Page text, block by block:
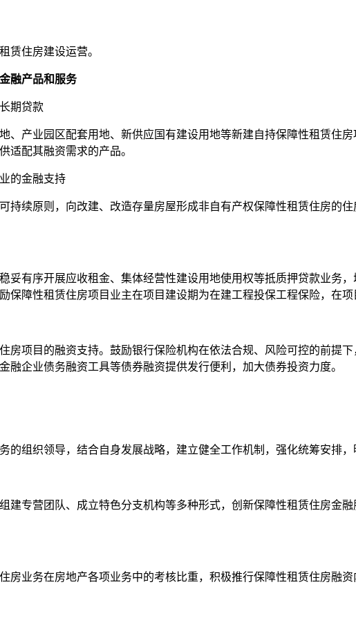
住房建设运营。
融产品和服务
期贷款
产业园区配套用地、新供应国有建设用地等新建自持保障性租赁住
适配其融资需求的产品。
的金融支持
续原则，向改建、改造存量房屋形成非自有产权保障性租赁住房的
有序开展应收租金、集体经营性建设用地使用权等抵质押贷款业务
障性租赁住房项目业主在项目建设期为在建工程投保工程保险，在
项目的融资支持。鼓励银行保险机构在依法合规、风险可控的前提下
企业债务融资工具等债券融资提供发行便利，加大债券投资力度。
织领导，结合自身发展战略，建立健全工作机制，强化统筹安排，
专营团队、成立特色分支机构等多种形式，创新保障性租赁住房金
业务在房地产各项业务中的考核比重，积极推行保障性租赁住房融